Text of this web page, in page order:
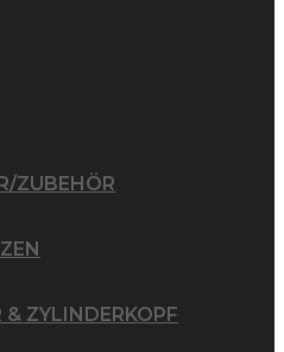
ZUBEHÖR
& ZYLINDERKOPF